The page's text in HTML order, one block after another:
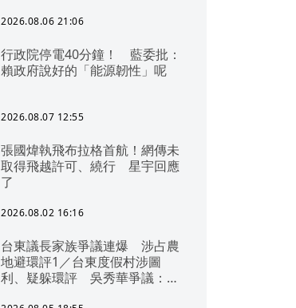
2026.08.06 21:06
行政院停電40分鐘！ 藍委批：
賴政府說好的「能源韌性」呢
2026.08.07 12:55
張國煒執飛布拉格首航！網傳未
取得飛越許可、繞行 星宇回應
了
2026.08.02 16:16
台東議長家族爭議連爆 涉占農
地避環評1／台東度假村涉圖
利、疑躲環評 吳秀華爭議：概